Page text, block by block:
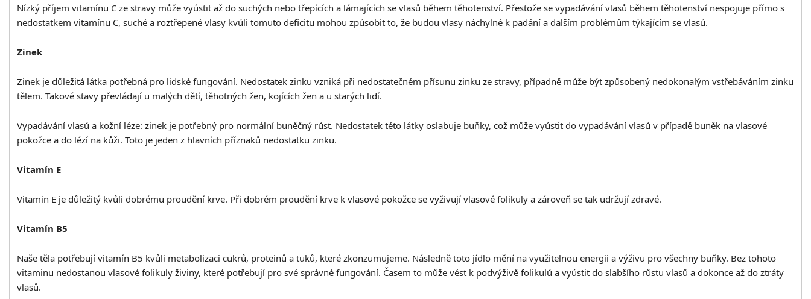
Nízký příjem vitamínu C ze stravy může vyústit až do suchých nebo třepících a lámajících se vlasů během těhotenství. Přestože se vypadávání vlasů během těhotenství nespojuje přímo s
nedostatkem vitamínu C, suché a roztřepené vlasy kvůli tomuto deficitu mohou způsobit to, že budou vlasy náchylné k padání a dalším problémům týkajícím se vlasů.
Zinek
Zinek je důležitá látka potřebná pro lidské fungování. Nedostatek zinku vzniká při nedostatečném přísunu zinku ze stravy, případně může být způsobený nedokonalým vstřebáváním zinku
tělem. Takové stavy převládají u malých dětí, těhotných žen, kojících žen a u starých lidí.
Vypadávání vlasů a kožní léze: zinek je potřebný pro normální buněčný růst. Nedostatek této látky oslabuje buňky, což může vyústit do vypadávání vlasů v případě buněk na vlasové
pokožce a do lézí na kůži. Toto je jeden z hlavních příznaků nedostatku zinku.
Vitamín E
Vitamin E je důležitý kvůli dobrému proudění krve. Při dobrém proudění krve k vlasové pokožce se vyživují vlasové folikuly a zároveň se tak udržují zdravé.
Vitamín B5
Naše těla potřebují vitamín B5 kvůli metabolizaci cukrů, proteinů a tuků, které zkonzumujeme. Následně toto jídlo mění na využitelnou energii a výživu pro všechny buňky. Bez tohoto
vitaminu nedostanou vlasové folikuly živiny, které potřebují pro své správné fungování. Časem to může vést k podvýživě folikulů a vyústit do slabšího růstu vlasů a dokonce až do ztráty
vlasů.